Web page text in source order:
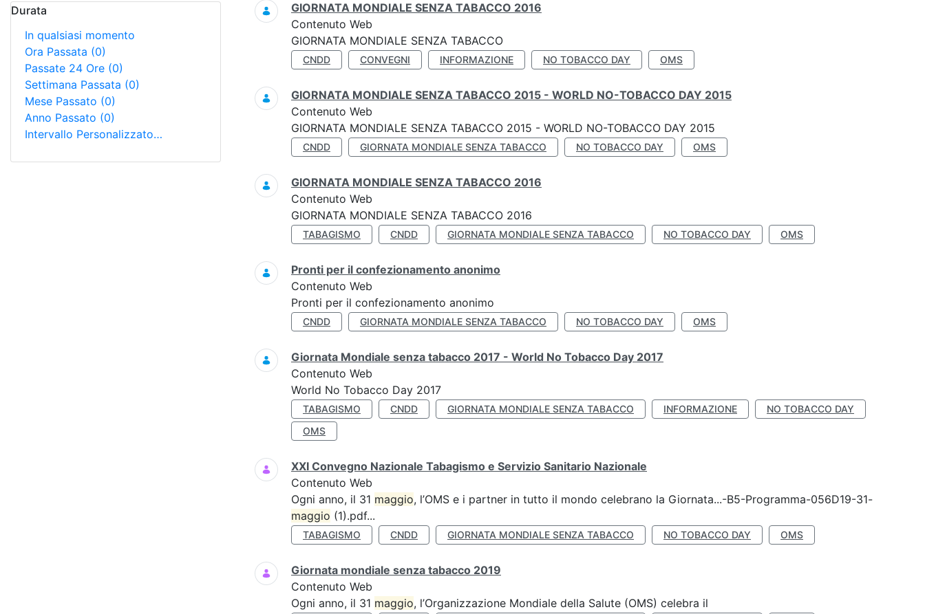
Durata
In qualsiasi momento
Ora Passata (0)
Passate 24 Ore (0)
Settimana Passata (0)
Mese Passato (0)
Anno Passato (0)
Intervallo Personalizzato…
GIORNATA MONDIALE SENZA TABACCO 2016
Contenuto Web
GIORNATA MONDIALE SENZA TABACCO
CNDD CONVEGNI INFORMAZIONE NO TOBACCO DAY OMS
GIORNATA MONDIALE SENZA TABACCO 2015 - WORLD NO-TOBACCO DAY 2015
Contenuto Web
GIORNATA MONDIALE SENZA TABACCO 2015 - WORLD NO-TOBACCO DAY 2015
CNDD GIORNATA MONDIALE SENZA TABACCO NO TOBACCO DAY OMS
GIORNATA MONDIALE SENZA TABACCO 2016
Contenuto Web
GIORNATA MONDIALE SENZA TABACCO 2016
TABAGISMO CNDD GIORNATA MONDIALE SENZA TABACCO NO TOBACCO DAY OMS
Pronti per il confezionamento anonimo
Contenuto Web
Pronti per il confezionamento anonimo
CNDD GIORNATA MONDIALE SENZA TABACCO NO TOBACCO DAY OMS
Giornata Mondiale senza tabacco 2017 - World No Tobacco Day 2017
Contenuto Web
World No Tobacco Day 2017
TABAGISMO CNDD GIORNATA MONDIALE SENZA TABACCO INFORMAZIONE
NO TOBACCO DAY
OMS
XXI Convegno Nazionale Tabagismo e Servizio Sanitario Nazionale
Contenuto Web
Ogni anno, il 31 maggio, l’OMS e i partner in tutto il mondo celebrano la Giornata...-B5-Programma-056D19-31-
maggio (1).pdf...
TABAGISMO CNDD GIORNATA MONDIALE SENZA TABACCO NO TOBACCO DAY OMS
Giornata mondiale senza tabacco 2019
Contenuto Web
Ogni anno, il 31 maggio, l’Organizzazione Mondiale della Salute (OMS) celebra il